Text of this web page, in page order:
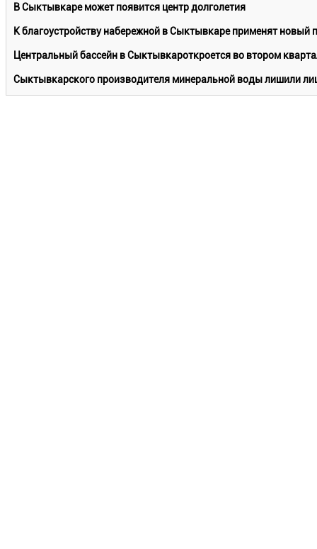
В Сыктывкаре может появится центр долголетия
К благоустройству набережной в Сыктывкаре применят новый
Центральный бассейн в Сыктывкароткроется во втором
Сыктывкарского производителя минеральной воды лишили